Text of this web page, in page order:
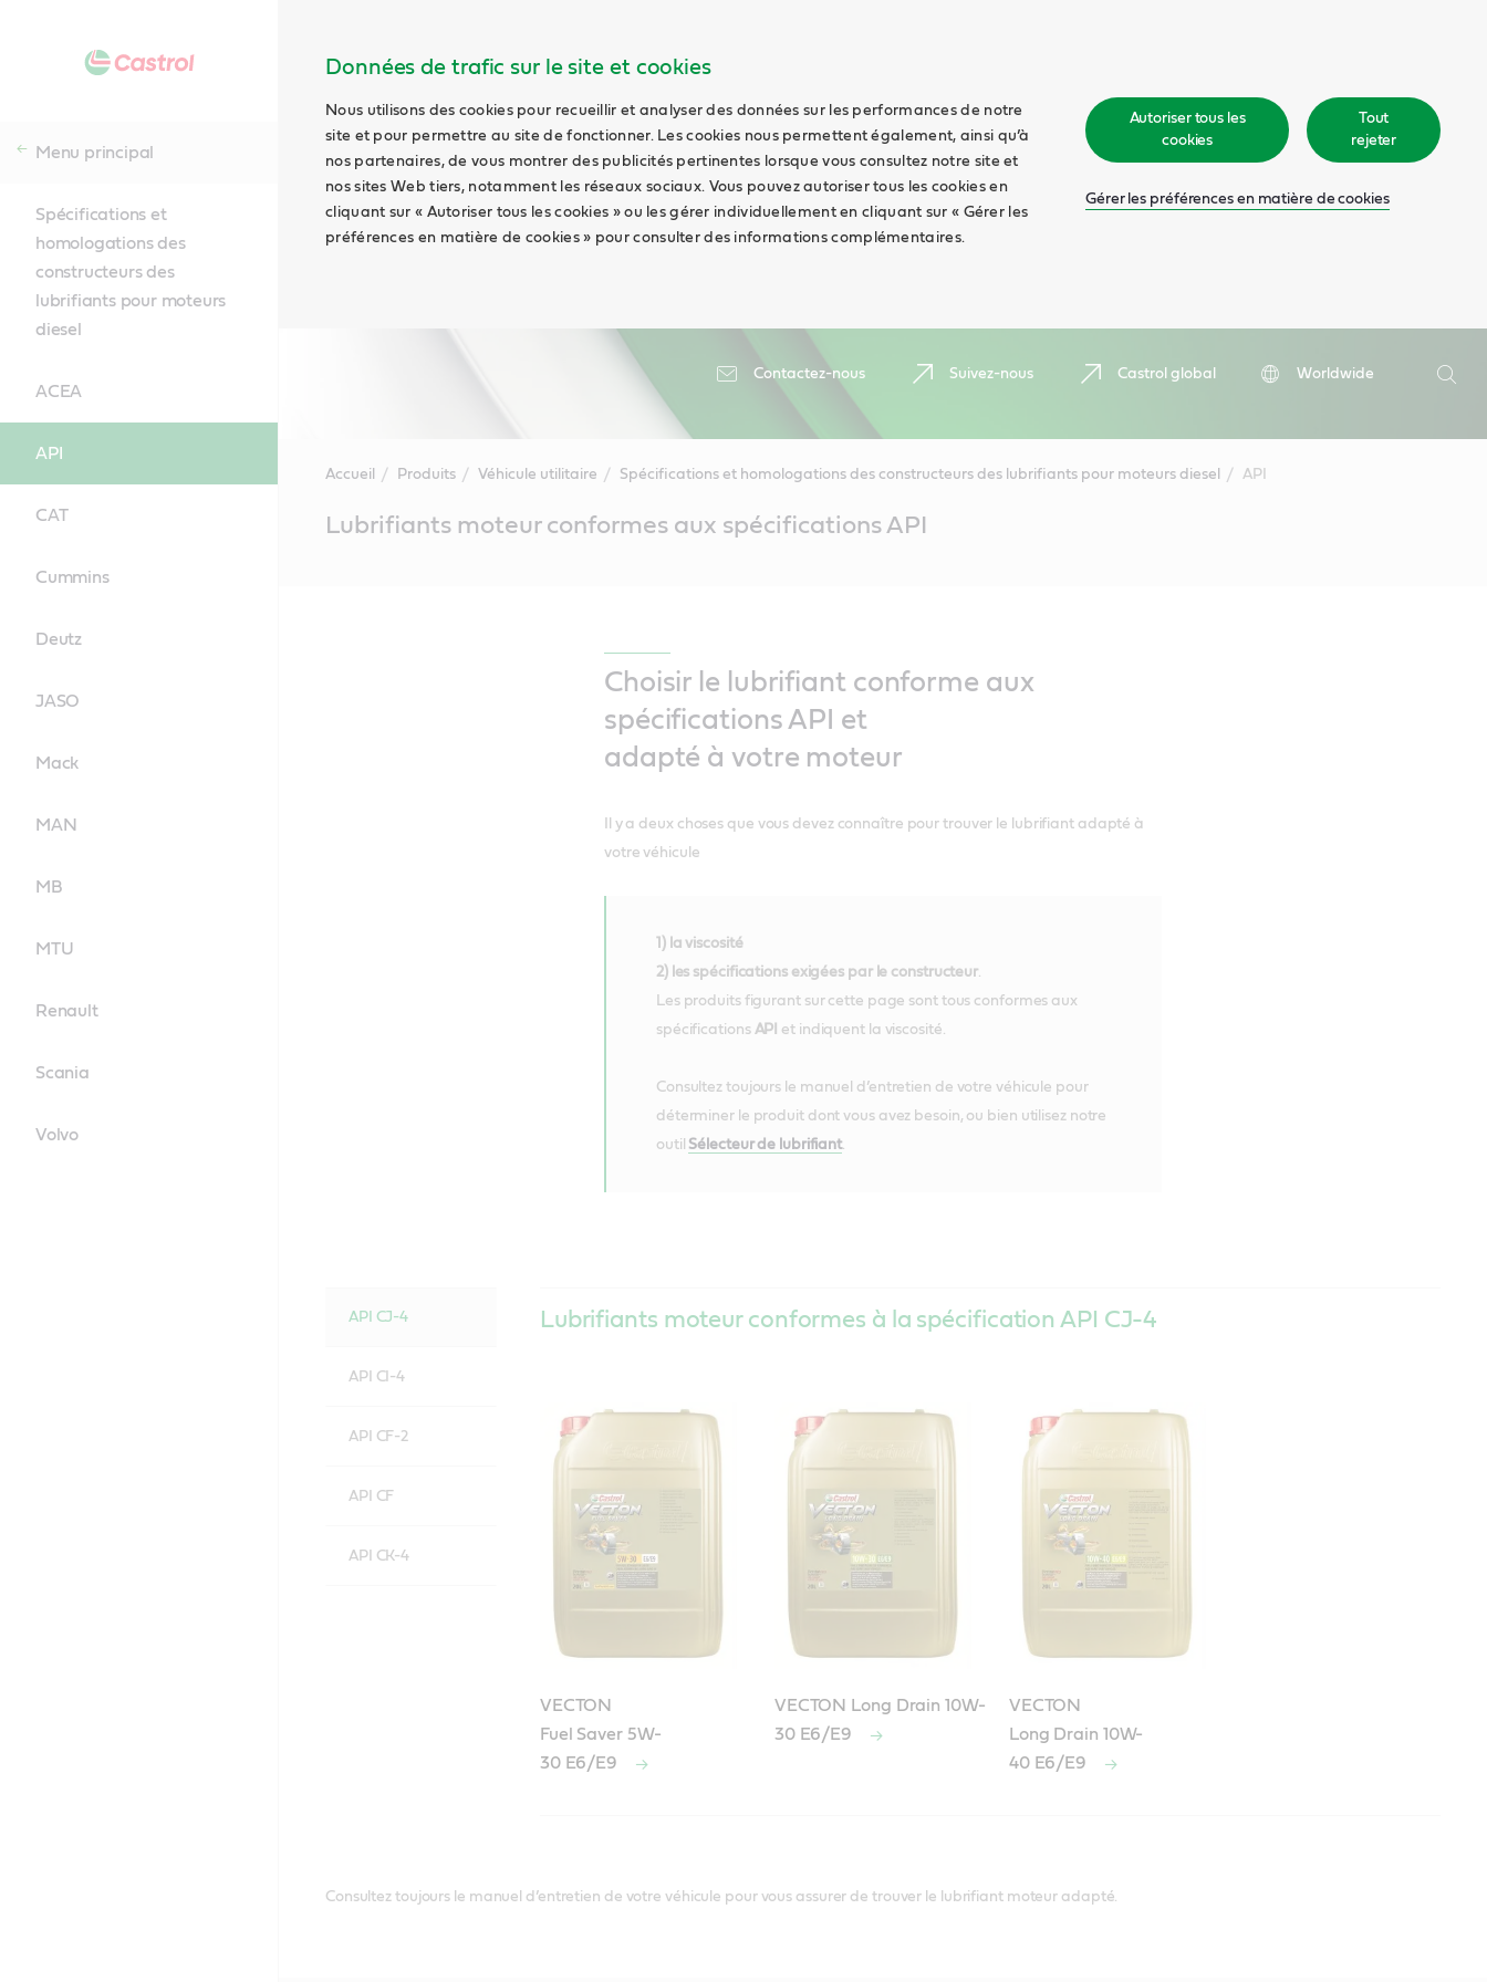
Données de trafic sur le site et cookies
Nous utilisons des cookies pour recueillir et analyser des données sur les performances de notre
site et pour permettre au site de fonctionner. Les cookies nous permettent également, ainsi qu’à
nos partenaires, de vous montrer des publicités pertinentes lorsque vous consultez notre site et
nos sites Web tiers, notamment les réseaux sociaux. Vous pouvez autoriser tous les cookies en
cliquant sur « Autoriser tous les cookies » ou les gérer individuellement en cliquant sur « Gérer les
préférences en matière de cookies » pour consulter des informations complémentaires.
Autoriser tous les
cookies
Tout
rejeter
Gérer les préférences en matière de cookies
Contactez-nous Suivez-nous Castrol global
Worldwide
Menu principal
Spécifications et
homologations des
constructeurs des
lubrifiants pour moteurs
diesel
ACEA
API
CAT
Cummins
Deutz
JASO
Mack
MAN
MB
MTU
Renault
Scania
Volvo
Accueil Produits Véhicule utilitaire Spécifications et homologations des constructeurs des lubrifiants pour moteurs diesel API
ContentLubrifiants moteur conformes aux spécifications API
Choisir le lubrifiant conforme aux
spécifications API et
adapté à votre moteur
Il y a deux choses que vous devez connaître pour trouver le lubrifiant adapté à
votre véhicule
1) la viscosité
2) les spécifications exigées par le constructeur.
Les produits figurant sur cette page sont tous conformes aux
spécifications API et indiquent la viscosité.
Consultez toujours le manuel d’entretien de votre véhicule pour
déterminer le produit dont vous avez besoin, ou bien utilisez notre
outil Sélecteur de lubrifiant.
API CJ-4
API CI-4
API CF-2
API CF
API CK-4
Lubrifiants moteur conformes à la spécification API CJ-4
VECTON
Fuel Saver 5W-
30 E6/E9
VECTON Long Drain 10W-
30 E6/E9
VECTON
Long Drain 10W-
40 E6/E9
Consultez toujours le manuel d’entretien de votre véhicule pour vous assurer de trouver le lubrifiant moteur adapté.